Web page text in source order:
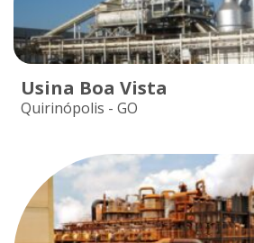
Usina Boa Vista
Quirinópolis - GO